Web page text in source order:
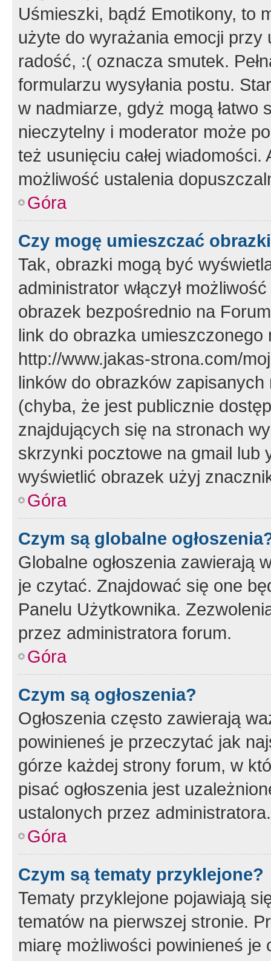
Uśmieszki, bądź Emotikony, to
użyte do wyrażania emocji
radość, :( oznacza smutek.
formularzu wysyłania postu.
w nadmiarze, gdyż mogą
nieczytelny i moderator może
też usunięciu całej
możliwość ustalenia
Góra
Czy mogę umieszczać
Tak, obrazki mogą być
administrator włączył
obrazek bezpośrednio na
link do obrazka
http://www.jakas-strona.com/
linków do obrazków
(chyba, że jest publicznie
znajdujących się na stronach
skrzynki pocztowe na gmail lub
wyświetlić obrazek użyj
Góra
Czym są globalne
Globalne ogłoszenia zawierają
je czytać. Znajdować się one
Panelu Użytkownika.
przez administratora forum.
Góra
Czym są ogłoszenia?
Ogłoszenia często zawierają
powinieneś je przeczytać jak
górze każdej strony forum, w
pisać ogłoszenia jest
ustalonych przez administratora.
Góra
Czym są tematy przyklejone?
Tematy przyklejone pojawiają
tematów na pierwszej stronie.
miarę możliwości powinieneś je